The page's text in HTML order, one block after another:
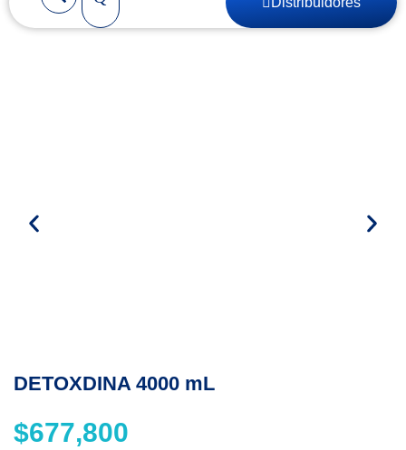
DETOXDINA 4000 mL
$677,800